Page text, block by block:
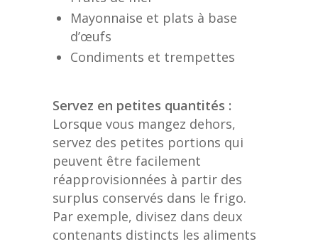
Mayonnaise et plats à base
d’œufs
Condiments et trempettes
Servez en petites quantités :
Lorsque vous mangez dehors,
servez des petites portions qui
peuvent être facilement
réapprovisionnées à partir des
surplus conservés dans le frigo.
Par exemple, divisez dans deux
contenants distincts les aliments